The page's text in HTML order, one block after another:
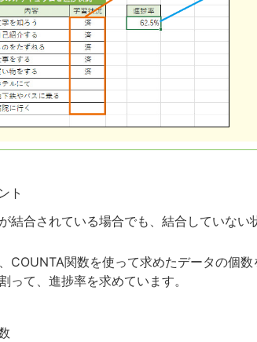
ト
結合されている場合でも、結合していない
COUNTA関数を使って求めたデータの個
って、進捗率を求めています。